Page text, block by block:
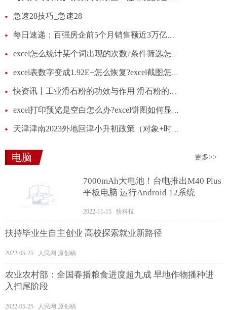
急速28技巧_急速28
每日速递：百强房企前5个月销售额近3万亿元 6月份市场会好转吗？
excel怎么统计某个词出现的次数?条件筛选怎么操作excel?
excel表数字变成1.92E+怎么恢复?excel截图怎么截?
快资讯丨工业滑石粉的功效与作用 滑石粉的功效与作用
excel打印预览是空白怎么办?excel饼图如何显示数据和百分比?
天津津南2023外地回津小升初政策（对象+时间）|微头条
电脑 更多>>
7000mAh大电池！台电推出M40 Plus
平板电脑 运行Android 12系统
2022-11-15 快科技
扶持毕业生自主创业 高校探索就业新路径
2022-05-25 人民网 原创稿
农业农村部：全国春播粮食进度超九成 旱地作物播种进
入扫尾阶段
2022-05-25 人民网 原创稿